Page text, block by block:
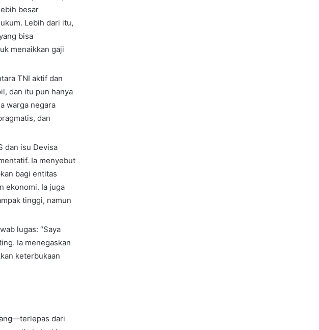
besar
Lebih dari itu,
bisa
menaikkan gaji
TNI aktif dan
dan itu pun hanya
warga negara
dan
dan isu Devisa
Ia menyebut
bagi entitas
ekonomi. Ia juga
tinggi, namun
lugas: “Saya
Ia menegaskan
keterbukaan
dari